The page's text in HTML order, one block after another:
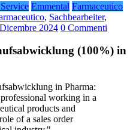
Emmental Farmaceutico
, Sachbearbeiter,
2024 0 Commenti
(100%) in